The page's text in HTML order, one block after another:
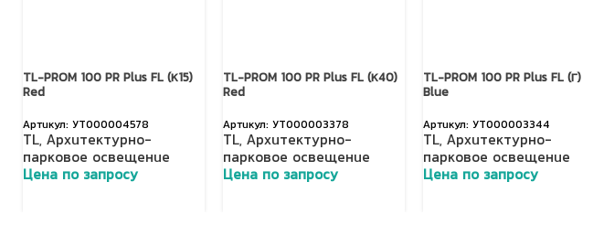
TL-PROM 100 PR Plus FL (К15)
Red
УТ000004578
TL, Архитектурно-
парковое освещение
Цена по запросу
TL-PROM 100 PR Plus FL (К40)
Red
УТ000003378
TL, Архитектурно-
парковое освещение
Цена по запросу
TL-PROM 100 PR Plus FL (Г)
Blue
УТ000003344
TL, Архитектурно-
парковое освещение
Цена по запросу